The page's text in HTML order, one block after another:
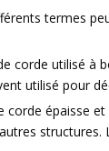
termes
corde utilisé à
utilisé pour
épaisse